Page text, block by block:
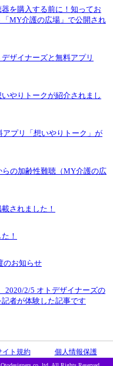
を購入する前に！知ってお
MY介護の広場」で公開され
ザイナーズと無料アプリ
やりトークが紹介されまし
アプリ「想いやりトーク」が
の加齢性難聴（MY介護の広
されました！
！
のお知らせ
2020/2/5 オトデザイナーズの
者が体験した記事です
イト規約 個人情報保護